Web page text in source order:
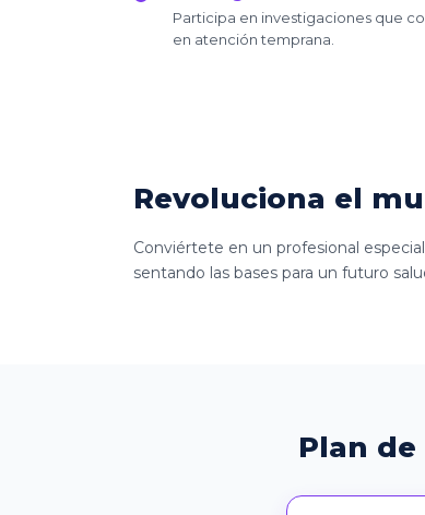
Participa en investigaciones que
en atención temprana.
Revoluciona el
Conviértete en un profesional
sentando las bases para un futuro
Plan